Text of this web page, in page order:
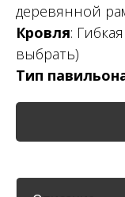
деревянной
Кровля:
выбрать)
Тип